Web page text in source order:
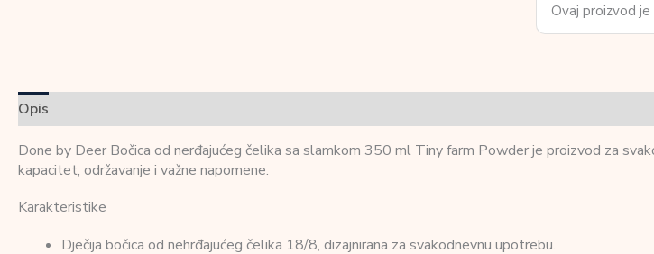
Ovaj proizvod
Opis
Done by Deer Bočica od nerđajućeg čelika sa slamkom 350 ml Tiny farm Powder je proizvod za
kapacitet, održavanje i važne napomene.
Karakteristike
Dječija bočica od nehrđajućeg čelika 18/8, dizajnirana za svakodnevnu upotrebu.